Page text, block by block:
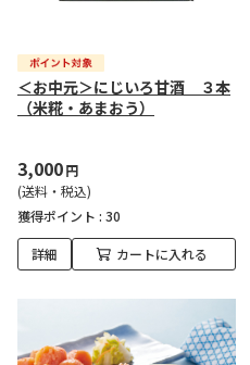
＜お中元＞にじいろ甘酒 ３本
（米糀・あまおう）
3,000円
(送料・税込)
獲得ポイント : 30
詳細 カートに入れる